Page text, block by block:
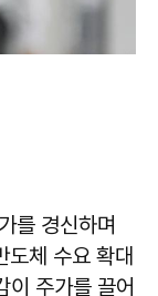
를 경신하며
체 수요 확대
주가를 끌어